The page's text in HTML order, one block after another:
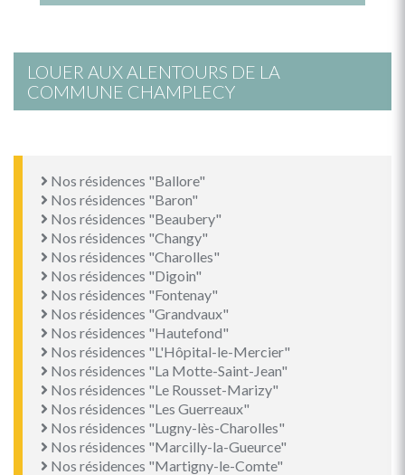
LOUER AUX ALENTOURS DE LA
COMMUNE CHAMPLECY
Nos résidences "Ballore"
Nos résidences "Baron"
Nos résidences "Beaubery"
Nos résidences "Changy"
Nos résidences "Charolles"
Nos résidences "Digoin"
Nos résidences "Fontenay"
Nos résidences "Grandvaux"
Nos résidences "Hautefond"
Nos résidences "L'Hôpital-le-Mercier"
Nos résidences "La Motte-Saint-Jean"
Nos résidences "Le Rousset-Marizy"
Nos résidences "Les Guerreaux"
Nos résidences "Lugny-lès-Charolles"
Nos résidences "Marcilly-la-Gueurce"
Nos résidences "Martigny-le-Comte"